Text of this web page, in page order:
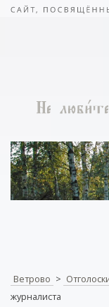
Ветрово >
журналиста